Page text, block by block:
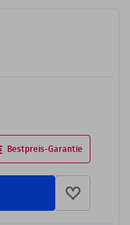
Bestpreis-Garantie